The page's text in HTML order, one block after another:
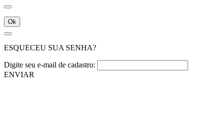
Ok
ESQUECEU SUA SENHA?
Digite seu e-mail de cadastro:
ENVIAR